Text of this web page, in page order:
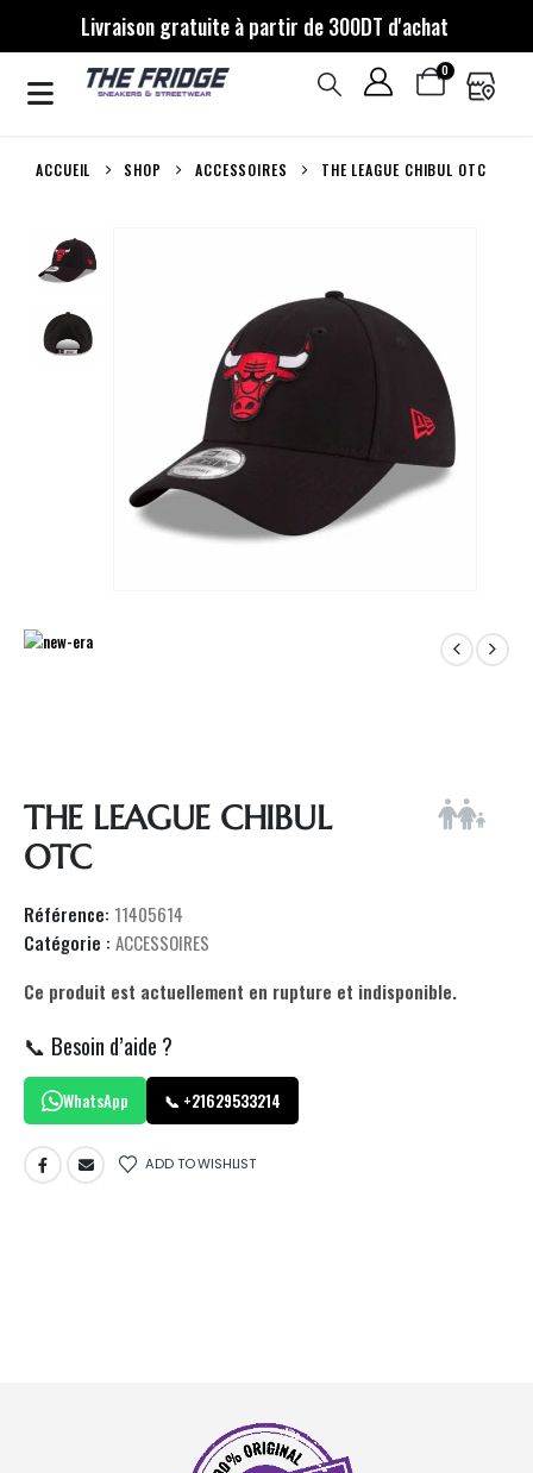
Livraison gratuite à partir de 300DT d'achat
0
ACCUEIL SHOP ACCESSOIRES THE LEAGUE CHIBUL OTC
THE LEAGUE CHIBUL
OTC
Référence: 11405614
Catégorie : ACCESSOIRES
Ce produit est actuellement en rupture et indisponible.
📞 Besoin d’aide ?
WhatsApp 📞 +21629533214
ADD TO WISHLIST